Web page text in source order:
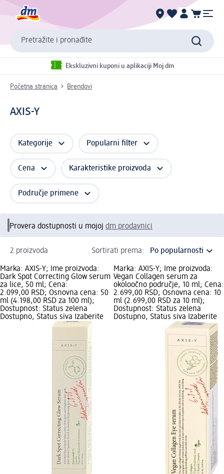
Pretražite i pronađite
Ekskluzivni kuponi u aplikaciji Moj dm
Početna stranica Brendovi
AXIS-Y
Kategorije Popularni filter
Cena Karakteristike proizvoda
Područje primene
Provera dostupnosti u mojoj dm prodavnici
2 proizvoda Sortirati prema:
Marka: AXIS-Y; Ime proizvoda:
Dark Spot Correcting Glow serum
za lice, 50 ml; Cena:
2.099,00 RSD; Osnovna cena: 50
ml (4.198,00 RSD za 100 ml);
Dostupnost: Status zelena
Dostupno, Status siva Izaberite
Marka: AXIS-Y; Ime proizvoda:
Vegan Collagen serum za
okoloočno područje, 10 ml; Cena:
2.699,00 RSD; Osnovna cena: 10
ml (2.699,00 RSD za 10 ml);
Dostupnost: Status zelena
Dostupno, Status siva Izaberite